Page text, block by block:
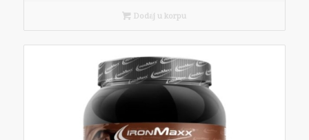
Dodaj u korpu